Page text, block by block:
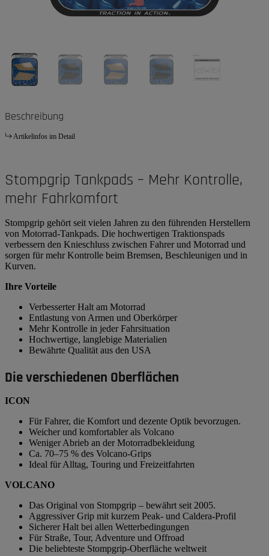
Beschreibung
Artikelinfos im Detail
Stompgrip Tankpads – Mehr Kontrolle,
mehr Fahrkomfort
Stompgrip gehört seit vielen Jahren zu den führenden Herstellern
von Motorrad-Tankpads. Die hochwertigen Traktionspads
verbessern den Knieschluss zwischen Fahrer und Motorrad und
sorgen für mehr Kontrolle beim Bremsen, Beschleunigen und in
Kurven.
Ihre Vorteile
Verbesserter Halt am Motorrad
Entlastung von Armen und Oberkörper
Mehr Kontrolle in jeder Fahrsituation
Hochwertige, langlebige Materialien
Bewährte Qualität aus den USA
Die verschiedenen Oberflächen
ICON
Für Fahrer, die Komfort und dezente Optik bevorzugen.
Weicher und komfortabler als Volcano
Weniger Abrieb an der Motorradbekleidung
Ca. 70–75 % des Volcano-Grips
Ideal für Alltag, Touring und Freizeitfahrten
VOLCANO
Das Original von Stompgrip – bewährt seit 2005.
Aggressiver Grip mit kurzem Peak- und Caldera-Profil
Sicherer Halt bei allen Wetterbedingungen
Für Straße, Tour, Adventure und Offroad
Die beliebteste Stompgrip-Oberfläche weltweit